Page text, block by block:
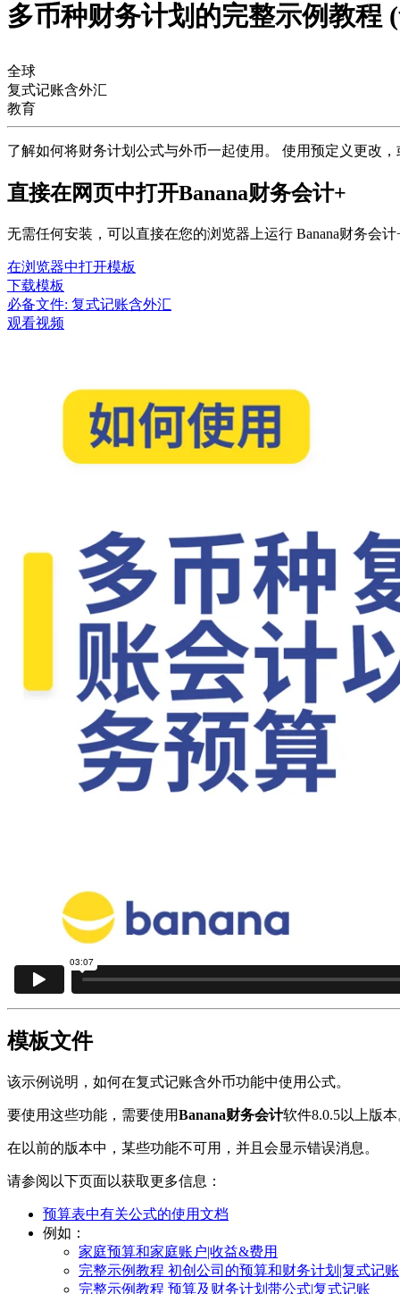
多币种财务计划的完整示例教程
全球
复式记账含外汇
教育
了解如何将财务计划公式与外币一起使用。 使用预定义更改
直接在网页中打开Banana财务会计+
无需任何安装，可以直接在您的浏览器上运行 Banana财务会
在浏览器中打开模板
下载模板
必备文件: 复式记账含外汇
观看视频
模板文件
该示例说明，如何在复式记账含外币功能中使用公式。
要使用这些功能，需要使用Banana财务会计软件8.0.5以上版
在以前的版本中，某些功能不可用，并且会显示错误消息。
请参阅以下页面以获取更多信息：
预算表中有关公式的使用文档
例如：
家庭预算和家庭账户|收益&费用
完整示例教程 初创公司的预算和财务计划|复式记账
完整示例教程 预算及财务计划带公式|复式记账